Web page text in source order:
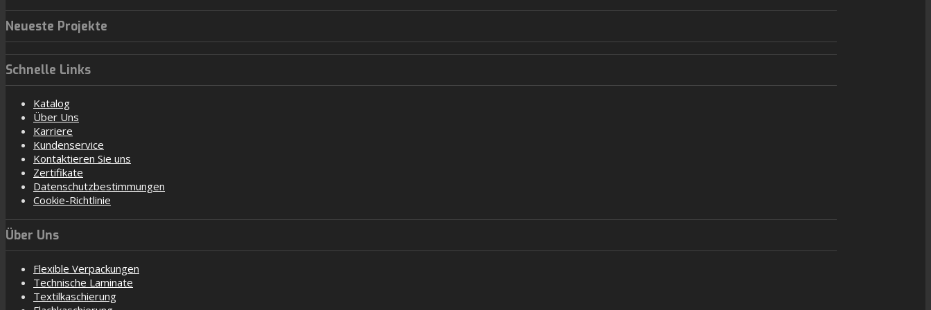
Neueste Projekte
Schnelle Links
Katalog
Über Uns
Karriere
Kundenservice
Kontaktieren Sie uns
Zertifikate
Datenschutzbestimmungen
Cookie-Richtlinie
Über Uns
Flexible Verpackungen
Technische Laminate
Textilkaschierung